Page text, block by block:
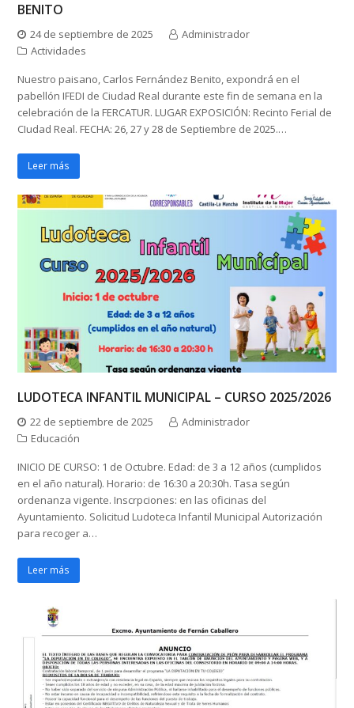
BENITO
24 de septiembre de 2025
Administrador
Actividades
Nuestro paisano, Carlos Fernández Benito, expondrá en el
pabellón IFEDI de Ciudad Real durante este fin de semana en la
celebración de la FERCATUR. LUGAR EXPOSICIÓN: Recinto Ferial de
CIudad Real. FECHA: 26, 27 y 28 de Septiembre de 2025.…
Leer más
LUDOTECA INFANTIL MUNICIPAL – CURSO 2025/2026
22 de septiembre de 2025
Administrador
Educación
INICIO DE CURSO: 1 de Octubre. Edad: de 3 a 12 años (cumplidos
en el año natural). Horario: de 16:30 a 20:30h. Tasa según
ordenanza vigente. Inscrpciones: en las oficinas del
Ayuntamiento. Solicitud Ludoteca Infantil Municipal Autorización
para recoger a…
Leer más